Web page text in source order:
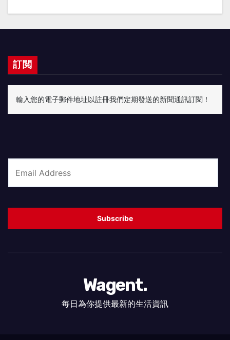
訂閲
輸入您的電子郵件地址以註冊我們定期發送的新聞通訊訂閱！
i
Subscribe
Wagent.
每日為你提供最新的生活資訊